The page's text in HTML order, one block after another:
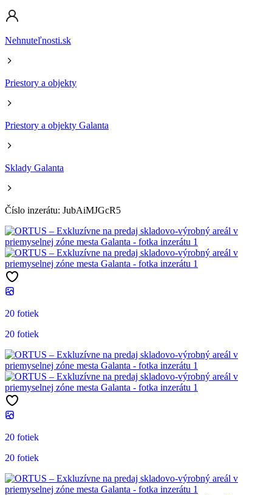
Nehnuteľnosti.sk
Priestory a objekty
Priestory a objekty Galanta
Sklady Galanta
Číslo inzerátu: JubAiMJGcR5
20 fotiek
20 fotiek
20 fotiek
20 fotiek